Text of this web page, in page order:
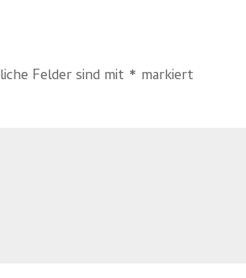
Felder sind mit * markiert